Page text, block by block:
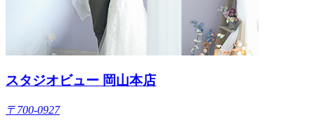
スタジオビュー 岡山本店
〒700-0927